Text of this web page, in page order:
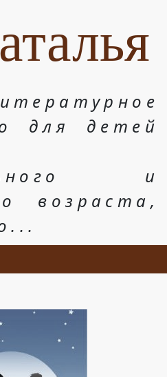
для детей
и
возраста,